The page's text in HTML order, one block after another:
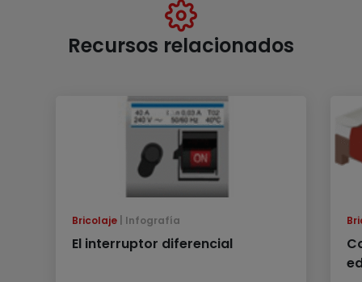
Recursos relacionados
Bricolaje Infografía
El interruptor diferencial